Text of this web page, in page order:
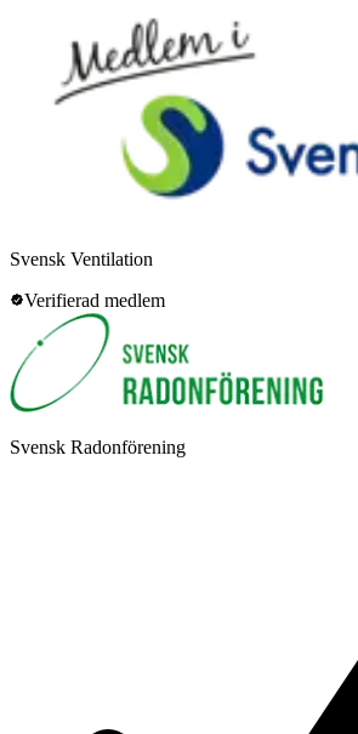
Svensk Ventilation
Verifierad medlem
Svensk Radonförening